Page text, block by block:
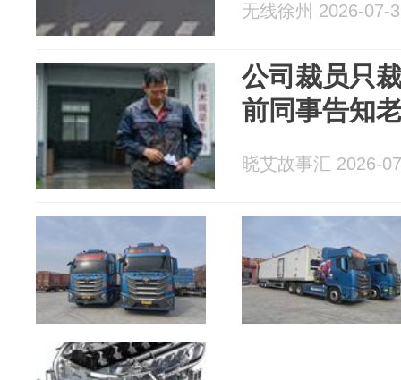
无线徐州 2026-07-
公司裁员只
前同事告知
晓艾故事汇 2026-